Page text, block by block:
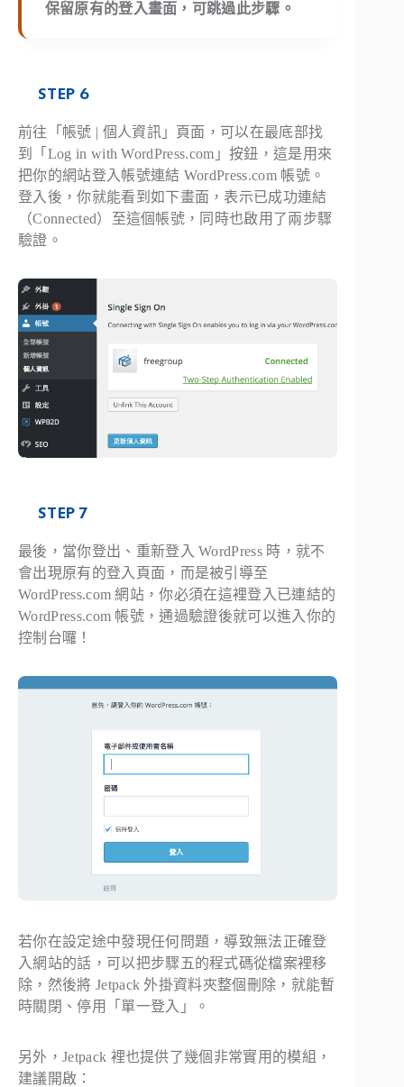
保留原有的登入畫面，可跳過此步驟。
STEP 6
前往「帳號 | 個人資訊」頁面，可以在最底部找
到「Log in with WordPress.com」按鈕，這是用來
把你的網站登入帳號連結 WordPress.com 帳號。
登入後，你就能看到如下畫面，表示已成功連結
（Connected）至這個帳號，同時也啟用了兩步驟
驗證。
STEP 7
最後，當你登出、重新登入 WordPress 時，就不
會出現原有的登入頁面，而是被引導至
WordPress.com 網站，你必須在這裡登入已連結的
WordPress.com 帳號，通過驗證後就可以進入你的
控制台囉！
若你在設定途中發現任何問題，導致無法正確登
入網站的話，可以把步驟五的程式碼從檔案裡移
除，然後將 Jetpack 外掛資料夾整個刪除，就能暫
時關閉、停用「單一登入」。
另外，Jetpack 裡也提供了幾個非常實用的模組，
建議開啟：